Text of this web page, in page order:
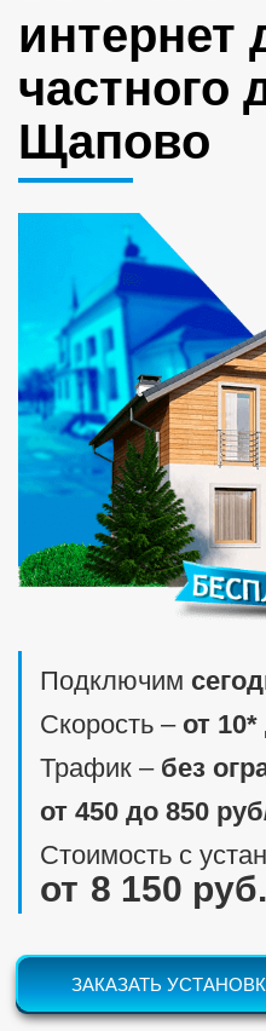
интернет
частного
Щапово
Подключим
Скорость ‒ от
Трафик ‒ без
от 450 до 850
Стоимость с
8 150 руб.
ЗАКАЗАТЬ